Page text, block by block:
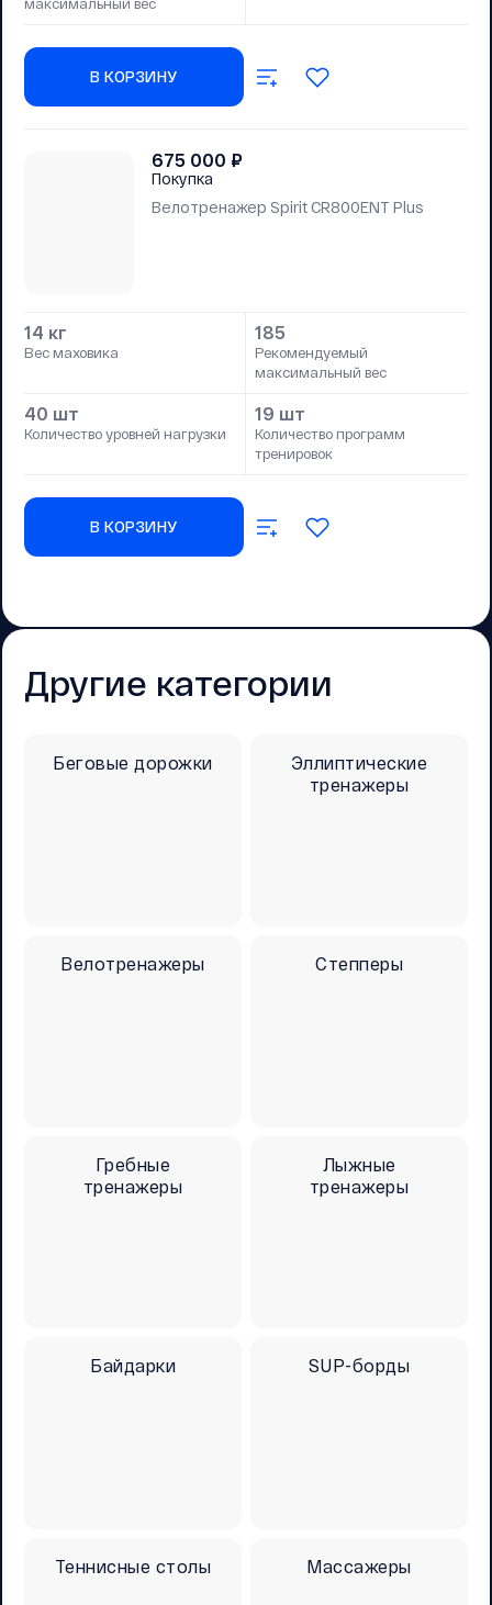
В КОРЗИНУ
675 000 ₽
Покупка
Велотренажер Spirit CR800ENT Plus
14 кг
Вес маховика
185
Рекомендуемый
максимальный вес
40 шт
Количество уровней нагрузки
19 шт
Количество программ
тренировок
В КОРЗИНУ
Другие категории
Беговые дорожки
Эллиптические
тренажеры
Велотренажеры Степперы
Гребные
тренажеры
Лыжные
тренажеры
Байдарки SUP-борды
Теннисные столы Массажеры